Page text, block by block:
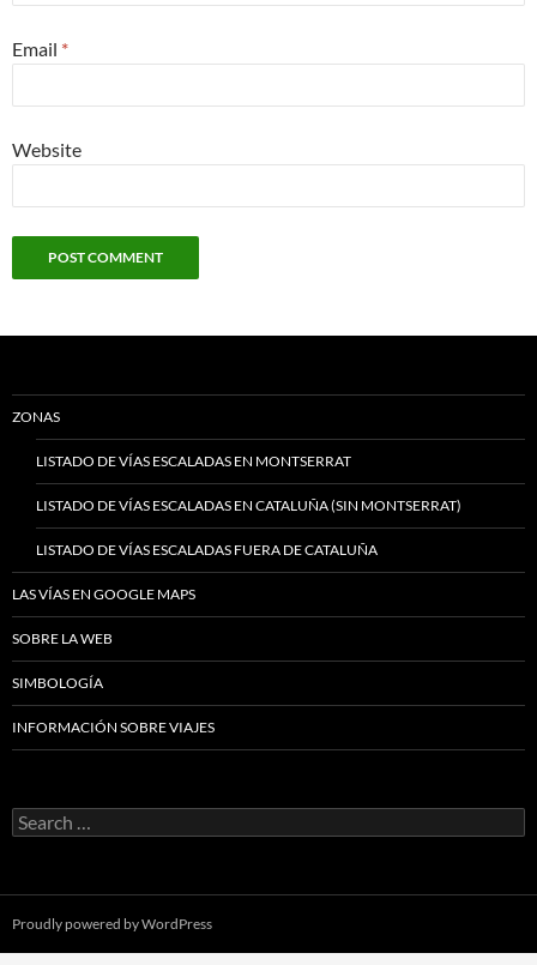
Email *
Website
ZONAS
LISTADO DE VÍAS ESCALADAS EN MONTSERRAT
LISTADO DE VÍAS ESCALADAS EN CATALUÑA (SIN MONTSERRAT)
LISTADO DE VÍAS ESCALADAS FUERA DE CATALUÑA
LAS VÍAS EN GOOGLE MAPS
SOBRE LA WEB
SIMBOLOGÍA
INFORMACIÓN SOBRE VIAJES
Search
for:
Proudly powered by WordPress